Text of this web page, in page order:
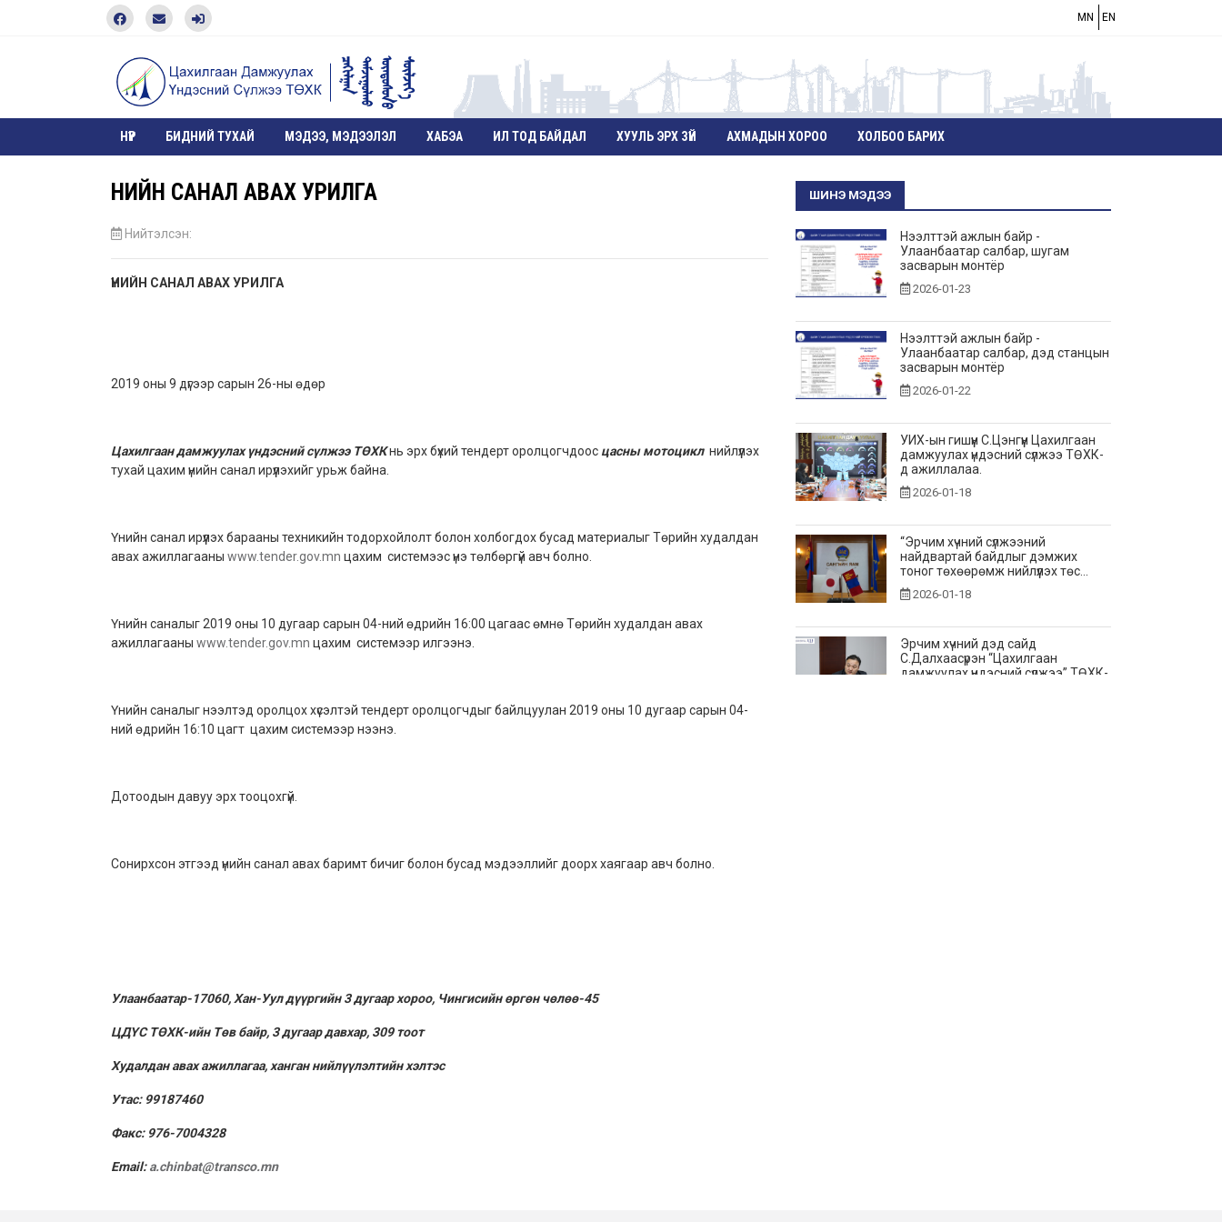
MN EN
НҮҮР БИДНИЙ ТУХАЙ МЭДЭЭ, МЭДЭЭЛЭЛ ХАБЭА ИЛ ТОД БАЙДАЛ ХУУЛЬ ЭРХ ЗҮЙ АХМАДЫН ХОРОО ХОЛБОО БАРИХ
ҮНИЙН САНАЛ АВАХ УРИЛГА
Нийтэлсэн:
ҮНИЙН САНАЛ АВАХ УРИЛГА
2019 оны 9 дүгээр сарын 26-ны өдөр
Цахилгаан дамжуулах үндэсний сүлжээ ТӨХКнь эрх бүхий тендерт оролцогчдоос цасны мотоцикл нийлүүлэх
тухай цахим үнийн санал ирүүлэхийг урьж байна.
Үнийн санал ирүүлэх барааны техникийн тодорхойлолт болон холбогдох бусад материалыг Төрийн худалдан
авах ажиллагааны www.tender.gov.mn цахим системээс үнэ төлбөргүй авч болно.
Үнийн саналыг 2019 оны 10 дугаар сарын 04-ний өдрийн 16:00 цагаас өмнө Төрийн худалдан авах
ажиллагааны www.tender.gov.mn цахим системээр илгээнэ.
Үнийн саналыг нээлтэд оролцох хүсэлтэй тендерт оролцогчдыг байлцуулан 2019 оны 10 дугаар сарын 04-
ний өдрийн 16:10 цагт цахим системээр нээнэ.
Дотоодын давуу эрх тооцохгүй.
Сонирхсон этгээд үнийн санал авах баримт бичиг болон бусад мэдээллийг доорх хаягаар авч болно.
Улаанбаатар-17060, Хан-Уул дүүргийн 3 дугаар хороо, Чингисийн өргөн чөлөө-45
ЦДҮС ТӨХК-ийн Төв байр, 3 дугаар давхар, 309 тоот
Худалдан авах ажиллагаа, ханган нийлүүлэлтийн хэлтэс
Утас: 99187460
Факс: 976-7004328
Email:a.chinbat@transco.mn
ШИНЭ МЭДЭЭ
Нээлттэй ажлын байр -
Улаанбаатар салбар, шугам
засварын монтёр
2026-01-23
Нээлттэй ажлын байр -
Улаанбаатар салбар, дэд станцын
засварын монтёр
2026-01-22
УИХ-ын гишүүн С.Цэнгүүн Цахилгаан
дамжуулах үндэсний сүлжээ ТӨХК-
д ажиллалаа.
2026-01-18
“Эрчим хүчний сүлжээний
найдвартай байдлыг дэмжих
тоног төхөөрөмж нийлүүлэх төс...
2026-01-18
Эрчим хүчний дэд сайд
С.Далхаасүрэн “Цахилгаан
дамжуулах үндэсний сүлжээ” ТӨХК-